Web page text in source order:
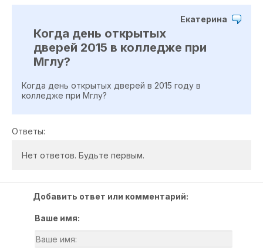
Екатерина
Когда день открытых
дверей 2015 в колледже при
Мглу?
Когда день открытых дверей в 2015 году в
колледже при Мглу?
Ответы:
Нет ответов. Будьте первым.
Добавить ответ или комментарий:
Ваше имя: